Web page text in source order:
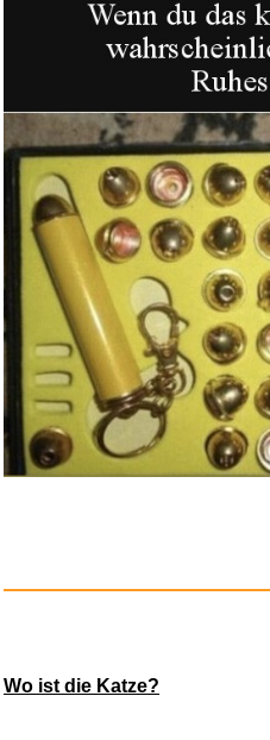
Walensee
Wo ist die Katze?